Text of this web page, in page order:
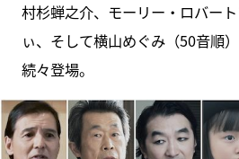
村杉蝉之介、モーリー・ロバー
ぃ、そして横山めぐみ（50音順
続々登場。